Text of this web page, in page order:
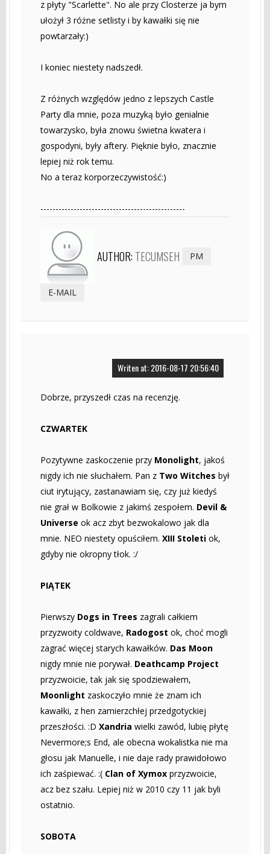
z płyty "Scarlette". No ale przy Closterze ja bym
ułożył 3 różne setlisty i by kawałki się nie
powtarzały:)
I koniec niestety nadszedł.
Z różnych względów jedno z lepszych Castle
Party dla mnie, poza muzyką było genialnie
towarzysko, była znowu świetna kwatera i
gospodyni, były aftery. Pięknie było, znacznie
lepiej niż rok temu.
No a teraz korporzeczywistość:)
------------------------------------------------
AUTHOR: TECUMSEH PM
E-MAIL
Writen at: 2016-08-17 20:56:40
Dobrze, przyszedł czas na recenzję.
CZWARTEK
Pozytywne zaskoczenie przy Monolight, jakoś
nigdy ich nie słuchałem. Pan z Two Witches był
ciut irytujący, zastanawiam się, czy już kiedyś
nie grał w Bolkowie z jakimś zespołem. Devil &
Universe ok acz zbyt bezwokalowo jak dla
mnie. NEO niestety opuściłem. XIII Stoleti ok,
gdyby nie okropny tłok. :/
PIĄTEK
Pierwszy Dogs in Trees zagrali całkiem
przyzwoity coldwave, Radogost ok, choć mogli
zagrać więcej starych kawałków. Das Moon
nigdy mnie nie porywał. Deathcamp Project
przyzwoicie, tak jak się spodziewałem,
Moonlight zaskoczyło mnie że znam ich
kawałki, z hen zamierzchłej przedgotyckiej
przeszłości. :D Xandria wielki zawód, lubię płytę
Nevermore;s End, ale obecna wokalistka nie ma
głosu jak Manuelle, i nie daje rady prawidołowo
ich zaśpiewać. :( Clan of Xymox przyzwoicie,
acz bez szału. Lepiej niż w 2010 czy 11 jak byli
ostatnio.
SOBOTA